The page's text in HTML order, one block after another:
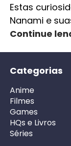
Estas
Nanami e
Continue
Categorias
Anime
Filmes
Games
HQs e Livros
Séries